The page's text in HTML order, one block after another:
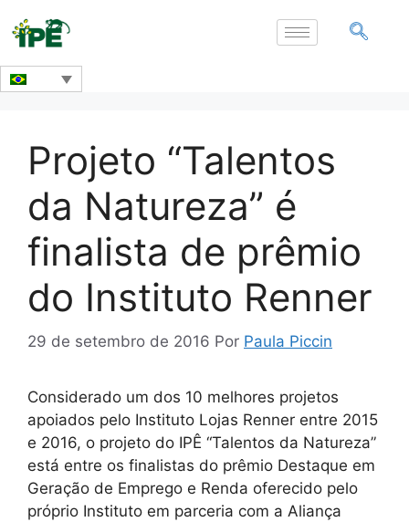
Projeto “Talentos
da Natureza” é
finalista de prêmio
do Instituto Renner
29 de setembro de 2016 Por Paula Piccin
Considerado um dos 10 melhores projetos
apoiados pelo Instituto Lojas Renner entre 2015
e 2016, o projeto do IPÊ “Talentos da Natureza”
está entre os finalistas do prêmio Destaque em
Geração de Emprego e Renda oferecido pelo
próprio Instituto em parceria com a Aliança